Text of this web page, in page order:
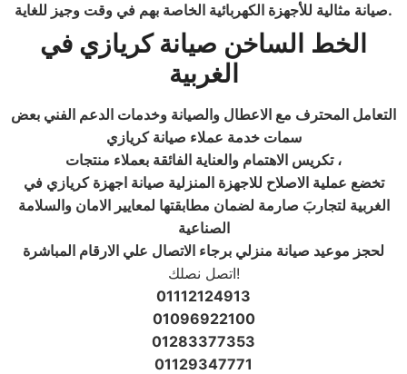
صيانة مثالية للأجهزة الكهربائية الخاصة بهم في وقت وجيز للغاية.
الخط الساخن صيانة كريازي في
الغربية
التعامل المحترف مع الاعطال والصيانة وخدمات الدعم الفني بعض
سمات خدمة عملاء صيانة كريازي
تكريس الاهتمام والعناية الفائقة بعملاء منتجات ،
تخضع عملية الاصلاح للاجهزة المنزلية صيانة اجهزة كريازي في
الغربية لتجاربَ صارمة لضمان مطابقتها لمعايير الامان والسلامة
الصناعية
لحجز موعيد صيانة منزلي برجاء الاتصال علي الارقام المباشرة
اتصل نصلك!
01112124913
01096922100
01283377353
01129347771